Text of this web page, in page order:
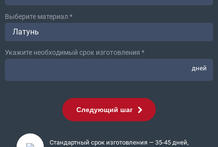
Выберите материал *
Латунь
Укажите необходимый срок изготовления *
дней
Стандартный срок изготовления — 35-45 дней,
Следующий шаг